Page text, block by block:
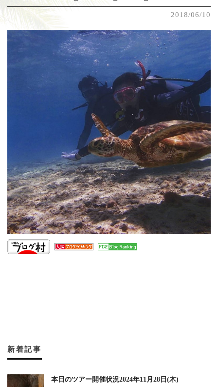
2018/06/10
新着記事
本日のツアー開催状況2024年11月28日(木)